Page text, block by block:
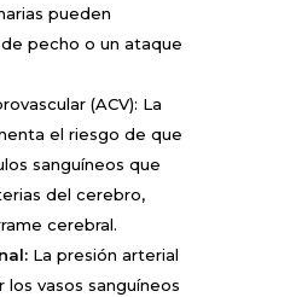
pueden
pecho o un ataque
(ACV): La
el riesgo de que
sanguíneos que
del cerebro,
cerebral.
La presión arterial
los vasos sanguíneos